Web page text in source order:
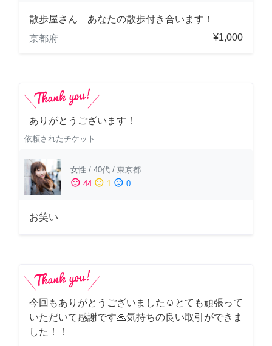
散歩屋さん あなたの散歩付き合います！
京都府
¥1,000
ありがとうございます！
依頼されたチケット
女性 / 40代 / 東京都
sentiment_satisfied 44 sentiment_neutral 1 sentiment_dissatisfied 0
お笑い
今回もありがとうございました☺️とても頑張って
いただいて感謝です🙏気持ちの良い取引ができま
した！！